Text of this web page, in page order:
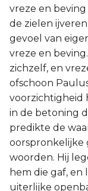
vreze en
de zielen
gevoel van
vreze en
zichzelf, en
ofschoon
voorzichtigheid
in de betoning
predikte de
oorspronkelijke
woorden. Hij
hem die gaf, en
uiterlijke